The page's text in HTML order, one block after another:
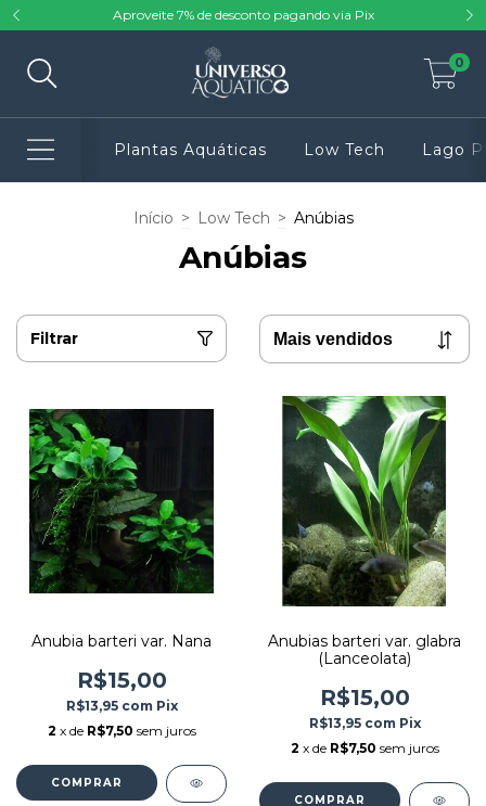
Aproveite 7% de desconto pagando via Pix
0
Plantas Aquáticas Low Tech Lago
Início > Low Tech > Anúbias
Anúbias
Filtrar
Anubia barteri var. Nana
R$15,00
R$13,95 com Pix
2 x de R$7,50 sem juros
Anubias barteri var. glabra
(Lanceolata)
R$15,00
R$13,95 com Pix
2 x de R$7,50 sem juros